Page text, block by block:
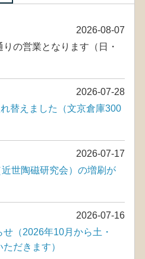
2026-08-07
の営業となります（日・
2026-07-28
替えました（文京倉庫300
2026-07-17
近世陶磁研究会）の増刷が
2026-07-16
（2026年10月から土・
だきます）